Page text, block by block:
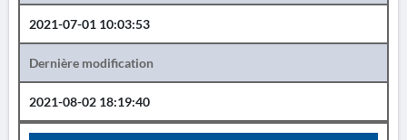
2021-07-01 10:03:53
Dernière modification
2021-08-02 18:19:40